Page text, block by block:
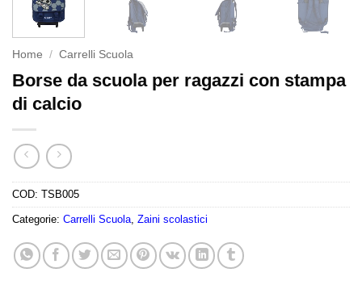
Home / Carrelli Scuola
Borse da scuola per ragazzi con stampa
di calcio
COD: TSB005
Categorie: Carrelli Scuola, Zaini scolastici